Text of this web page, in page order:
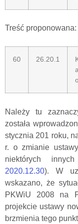
Treść proponowana:
60 26.20.1
Należy tu
została
stycznia 201 roku,
r. o zmianie
niektórych
2020.12.30). W
wskazano, że
PKWiU 2008 na
projekcie ustawy
brzmienia tego